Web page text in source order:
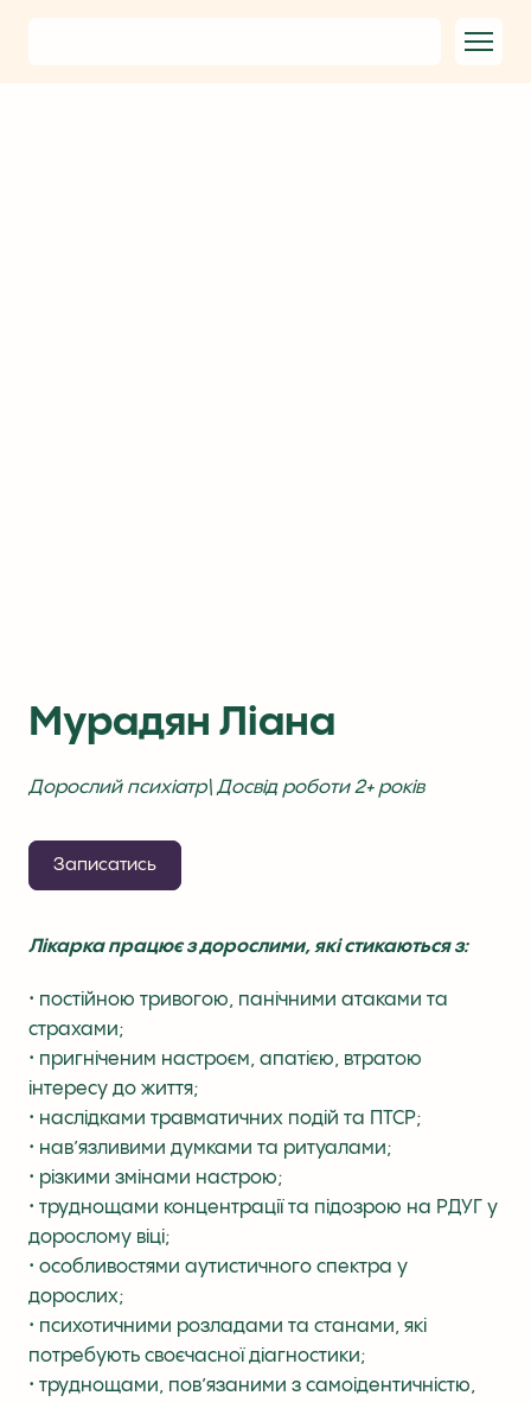
Мурадян Ліана
Дорослий психіатр\ Досвід роботи 2+ років
Записатись
Лікарка працює з дорослими, які стикаються з:
• постійною тривогою, панічними атаками та
страхами;
• пригніченим настроєм, апатією, втратою
інтересу до життя;
• наслідками травматичних подій та ПТСР;
• нав’язливими думками та ритуалами;
• різкими змінами настрою;
• труднощами концентрації та підозрою на РДУГ у
дорослому віці;
• особливостями аутистичного спектра у
дорослих;
• психотичними розладами та станами, які
потребують своєчасної діагностики;
• труднощами, пов’язаними з самоідентичністю,